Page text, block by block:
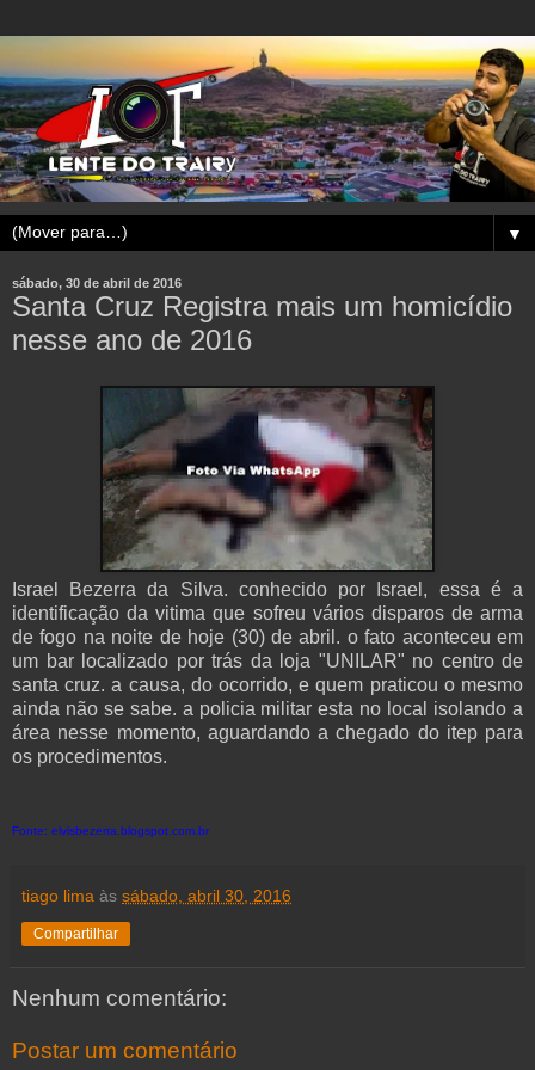
▼
sábado, 30 de abril de 2016
Santa Cruz Registra mais um homicídio
nesse ano de 2016
Israel Bezerra da Silva. conhecido por Israel, essa é a
identificação da vitima que sofreu vários disparos de arma
de fogo na noite de hoje (30) de abril. o fato aconteceu em
um bar localizado por trás da loja "UNILAR" no centro de
santa cruz. a causa, do ocorrido, e quem praticou o mesmo
ainda não se sabe. a policia militar esta no local isolando a
área nesse momento, aguardando a chegado do itep para
os procedimentos.
Fonte: elvisbezerra.blogspot.com.br
tiago lima às sábado, abril 30, 2016
Compartilhar
Nenhum comentário:
Postar um comentário